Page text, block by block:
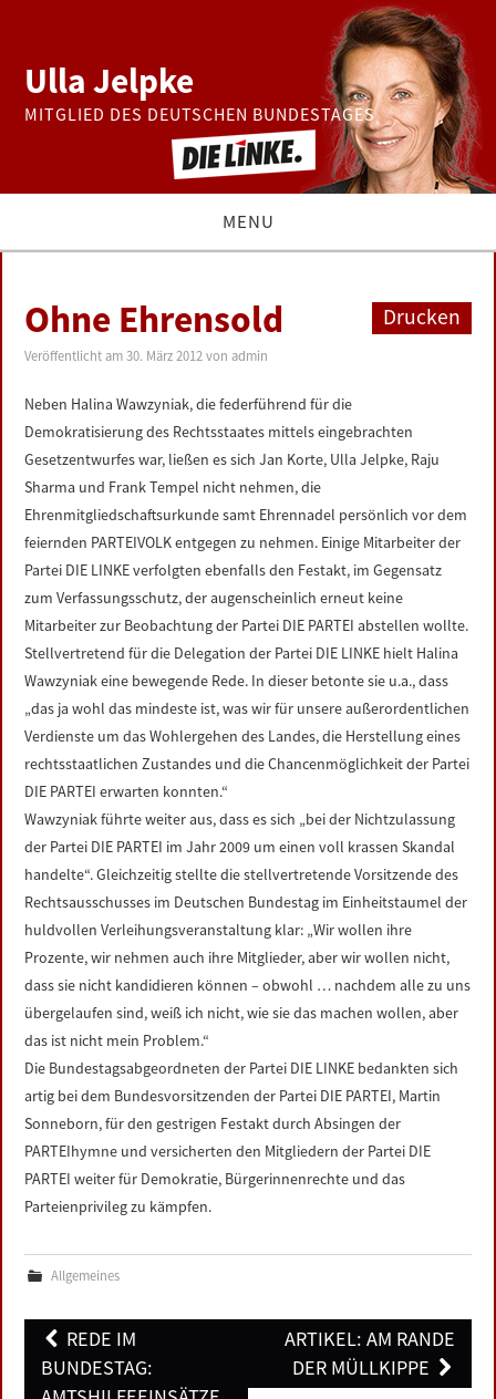
Ulla Jelpke
MITGLIED DES DEUTSCHEN BUNDESTAGES
MENU
BUNDESTAG
PRESSE
ZUR PERSON
LINKS
DATENSCHUTZERKLÄRUNG
IMPRESSUM
Drucken
Ohne Ehrensold
Veröffentlicht am30. März 2012 vonadmin
Neben Halina Wawzyniak, die federführend für die
Demokratisierung des Rechtsstaates mittels eingebrachten
Gesetzentwurfes war, ließen es sich Jan Korte, Ulla Jelpke, Raju
Sharma und Frank Tempel nicht nehmen, die
Ehrenmitgliedschaftsurkunde samt Ehrennadel persönlich vor dem
feiernden PARTEIVOLK entgegen zu nehmen. Einige Mitarbeiter der
Partei DIE LINKE verfolgten ebenfalls den Festakt, im Gegensatz
zum Verfassungsschutz, der augenscheinlich erneut keine
Mitarbeiter zur Beobachtung der Partei DIE PARTEI abstellen wollte.
Stellvertretend für die Delegation der Partei DIE LINKE hielt Halina
Wawzyniak eine bewegende Rede. In dieser betonte sie u.a., dass
„das ja wohl das mindeste ist, was wir für unsere außerordentlichen
Verdienste um das Wohlergehen des Landes, die Herstellung eines
rechtsstaatlichen Zustandes und die Chancenmöglichkeit der Partei
DIE PARTEI erwarten konnten.“
Wawzyniak führte weiter aus, dass es sich „bei der Nichtzulassung
der Partei DIE PARTEI im Jahr 2009 um einen voll krassen Skandal
handelte“. Gleichzeitig stellte die stellvertretende Vorsitzende des
Rechtsausschusses im Deutschen Bundestag im Einheitstaumel der
huldvollen Verleihungsveranstaltung klar: „Wir wollen ihre
Prozente, wir nehmen auch ihre Mitglieder, aber wir wollen nicht,
dass sie nicht kandidieren können – obwohl … nachdem alle zu uns
übergelaufen sind, weiß ich nicht, wie sie das machen wollen, aber
das ist nicht mein Problem.“
Die Bundestagsabgeordneten der Partei DIE LINKE bedankten sich
artig bei dem Bundesvorsitzenden der Partei DIE PARTEI, Martin
Sonneborn, für den gestrigen Festakt durch Absingen der
PARTEIhymne und versicherten den Mitgliedern der Partei DIE
PARTEI weiter für Demokratie, Bürgerinnenrechte und das
Parteienprivileg zu kämpfen.
Allgemeines
Post
navigation
REDE IM
BUNDESTAG:
ARTIKEL: AM RANDE
DER MÜLLKIPPE